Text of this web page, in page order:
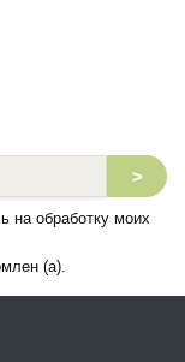
>
на обработку моих
(а).